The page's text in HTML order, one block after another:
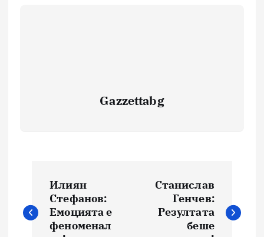
Gazzettabg
Навигация
Илиян
Стефанов:
Емоцията е
феноменал
Станислав
Генчев:
Резултата
беше